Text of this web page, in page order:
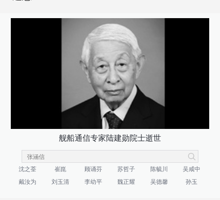
舰船通信专家陆建勋院士逝世
沈之荃 崔崑 顾诵芬 苏哲子 陈毓川
吴咸中
戴汝为
刘玉清 李幼平 魏正耀 吴德馨 孙玉